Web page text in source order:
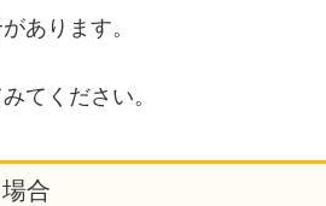
あります。
てください。
合